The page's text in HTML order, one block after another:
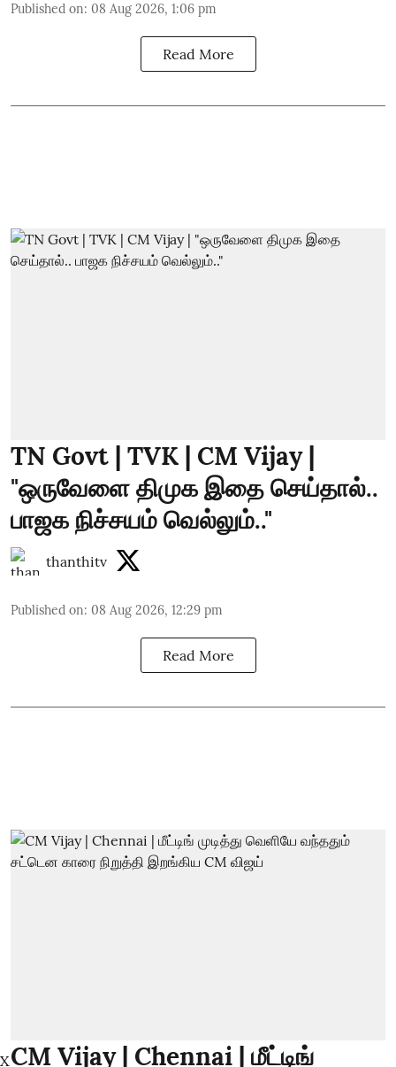
Published on: 08 Aug 2026, 1:06 pm
Read More
TN Govt | TVK | CM Vijay |
"ஒருவேளை திமுக இதை செய்தால்..
பாஜக நிச்சயம் வெல்லும்.."
thanthitv
Published on: 08 Aug 2026, 12:29 pm
Read More
CM Vijay | Chennai | மீட்டிங்
X